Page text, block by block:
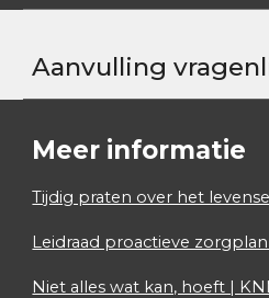
Aanvulling
Meer informatie
Tijdig praten over het
Leidraad proactieve
Niet alles wat kan, hoeft |